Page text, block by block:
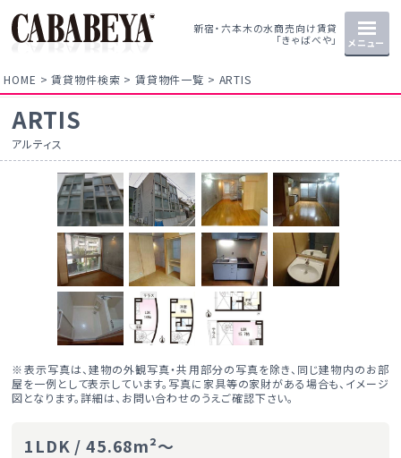
新宿・六本木の水商売向け賃貸
「きゃばべや」
メニュー
HOME 賃貸物件検索 賃貸物件一覧 ARTIS
ARTIS
アルティス
※表示写真は、建物の外観写真・共用部分の写真を除き、同じ建物内のお部
屋を一例として表示しています。写真に家具等の家財がある場合も、イメージ
図となります。詳細は、お問い合わせのうえご確認下さい。
1LDK / 45.68m²～